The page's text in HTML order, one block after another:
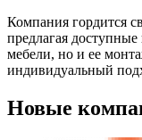
Компания гордится
предлагая
мебели, но и ее
индивидуальный
Новые